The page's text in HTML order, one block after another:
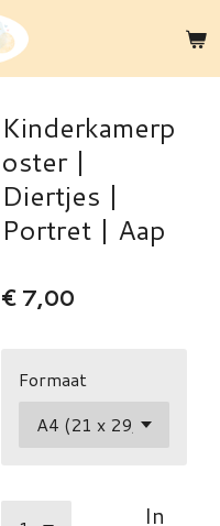
Kinderkamerp
oster |
Diertjes |
Portret | Aap
€ 7,00
Formaat
In